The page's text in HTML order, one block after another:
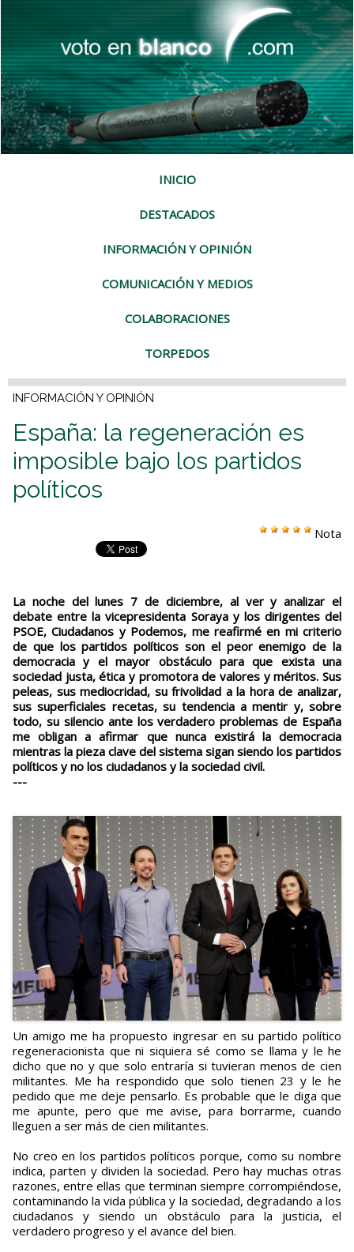
INICIO
DESTACADOS
INFORMACIÓN Y OPINIÓN
COMUNICACIÓN Y MEDIOS
COLABORACIONES
TORPEDOS
INFORMACIÓN Y OPINIÓN
España: la regeneración es
imposible bajo los partidos
políticos
Nota
La noche del lunes 7 de diciembre, al ver y analizar el
debate entre la vicepresidenta Soraya y los dirigentes del
PSOE, Ciudadanos y Podemos, me reafirmé en mi criterio
de que los partidos políticos son el peor enemigo de la
democracia y el mayor obstáculo para que exista una
sociedad justa, ética y promotora de valores y méritos. Sus
peleas, sus mediocridad, su frivolidad a la hora de analizar,
sus superficiales recetas, su tendencia a mentir y, sobre
todo, su silencio ante los verdadero problemas de España
me obligan a afirmar que nunca existirá la democracia
mientras la pieza clave del sistema sigan siendo los partidos
políticos y no los ciudadanos y la sociedad civil.
---
Un amigo me ha propuesto ingresar en su partido político
regeneracionista que ni siquiera sé como se llama y le he
dicho que no y que solo entraría si tuvieran menos de cien
militantes. Me ha respondido que solo tienen 23 y le he
pedido que me deje pensarlo. Es probable que le diga que
me apunte, pero que me avise, para borrarme, cuando
lleguen a ser más de cien militantes.
No creo en los partidos políticos porque, como su nombre
indica, parten y dividen la sociedad. Pero hay muchas otras
razones, entre ellas que terminan siempre corrompiéndose,
contaminando la vida pública y la sociedad, degradando a los
ciudadanos y siendo un obstáculo para la justicia, el
verdadero progreso y el avance del bien.